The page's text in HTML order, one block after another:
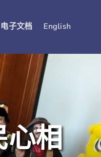
电子文档 English
心相